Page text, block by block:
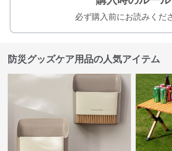
必ず購入前にお読みくだ
防災グッズケア用品の人気アイテム